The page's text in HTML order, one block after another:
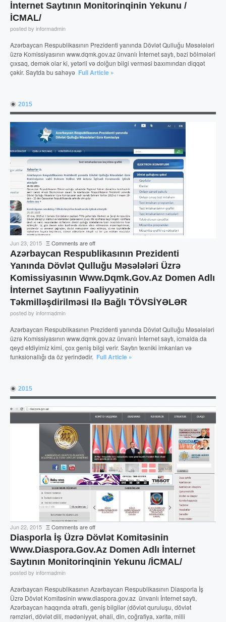
İnternet Saytının Monitorinqinin Yekunu /
İCMAL/
posted by informadmin
Azərbaycan Respublikasının Prezidenti yanında Dövlət Qulluğu Məsələləri
üzrə Komissiyasının www.dqmk.gov.az ünvanlı İnternet saytı, bəzi bölmələri
çıxsaq, demək olar ki, yetərli və dolğun bilgi verməsi baxımından diqqət
çəkir. Saytda bu sahəyə Full Article »
2015
Jun 23, 2015 ΞComments are off
Azərbaycan Respublikasının Prezidenti
Yanında Dövlət Qulluğu Məsələləri Üzrə
Komissiyasının Www.dqmk.gov.az Domen Adlı
İnternet Saytının Fəaliyyətinin
Təkmilləşdirilməsi Ilə Bağlı TÖVSİYƏLƏR
posted by informadmin
Azərbaycan Respublikasının Prezidenti yanında Dövlət Qulluğu Məsələləri
üzrə Komissiyasının www.dqmk.gov.az ünvanlı İnternet saytı, icmalda da
qeyd etdiyimiz kimi, çox geniş bilgi verir. Saytın texniki imkanları və
funksionallığı da öz yerindədir. Full Article »
2015
Jun 22, 2015 ΞComments are off
Diasporla İş Üzrə Dövlət Komitəsinin
Www.diaspora.gov.az Domen Adlı İnternet
Saytının Monitorinqinin Yekunu /İCMAL/
posted by informadmin
Azərbaycan Respublikasının Azərbaycan Respublikasının Diasporla İş
Üzrə Dövlət Komitəsinin www.diaspora.gov.az ünvanlı İnternet saytı,
Azərbaycan haqqında ətraflı, geniş bilgilər (dövlət quruluşu, dövlət
rəmzləri, dövlət dili, mədəniyyət, əhali, din, coğrafiya, xəritə, milli